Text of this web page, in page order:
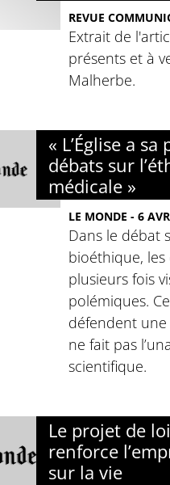
REVUE
Extrait de
présents et à
Malherbe.
« L’Église a
débats sur
médicale »
LE MONDE - 6
Dans le débat
bioéthique,
plusieurs fois
polémiques.
défendent
ne fait pas
scientifique.
Le projet de
renforce
sur la vie